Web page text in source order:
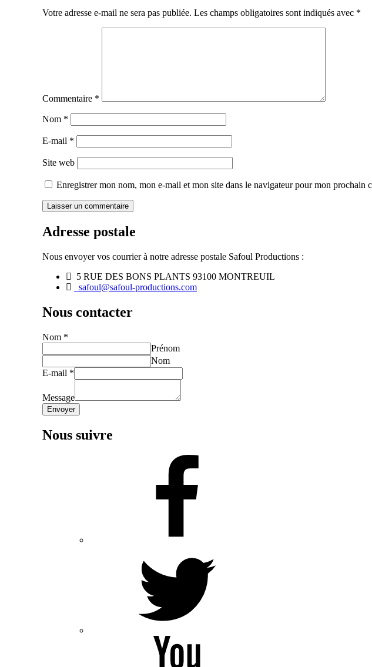
l’article
Votre adresse e-mail ne sera pas publiée. Les champs obligatoires sont indiqués avec *
Commentaire *
Nom *
E-mail *
Site web
Enregistrer mon nom, mon e-mail et mon site dans le navigateur pour mon prochain
Adresse postale
Nous envoyer vos courrier à notre adresse postale Safoul Productions :
5 RUE DES BONS PLANTS 93100 MONTREUIL
safoul@safoul-productions.com
Nous contacter
Nom *
Prénom
Nom
E-mail *
Message
Envoyer
Nous suivre